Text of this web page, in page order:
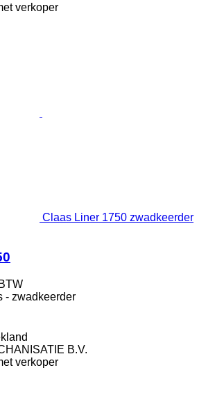
verkoper
Claas Liner 1750 zwadkeerder
- zwadkeerder
B.V.
verkoper